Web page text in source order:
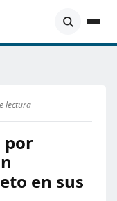
lectura
por
en sus